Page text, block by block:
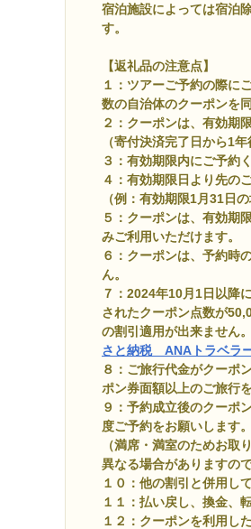
宿泊施設によっては宿泊
す。
【返礼品の注意点】
１：ツアーご予約の際に
数の自治体のクーポンを
２：クーポンは、有効期
（寄付決済完了日から1年
３：有効期限内にご予約
４：有効期限日より先の
（例：有効期限1月31日
５：クーポンは、有効期
みご利用いただけます。
６：クーポンは、予約時
ん。
７：2024年10月1日以降
されたクーポン点数が
の割引適用が出来ません
さと納税 ANAトラベラ
８：ご旅行代金がクーポ
ポン券面額以上のご旅行
９：予約成立後のクーポ
度ご予約をお願いします。
（満席・満室のためお取
異なる場合がありますの
１０：他の割引と併用し
１１：払い戻し、換金、
１２：クーポンを利用し